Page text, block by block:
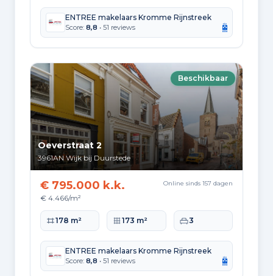
ENTREE makelaars Kromme Rijnstreek
Score: 8,8 • 51 reviews
Beschikbaar
Oeverstraat 2
3961AN Wijk bij Duurstede
€ 795.000 k.k.
€ 4.466/m²
Online sinds 157 dagen
Woonoppervlakte
178 m² Perceeloppervlakte
173 m² Slaapkamers
3
ENTREE makelaars Kromme Rijnstreek
Score: 8,8 • 51 reviews